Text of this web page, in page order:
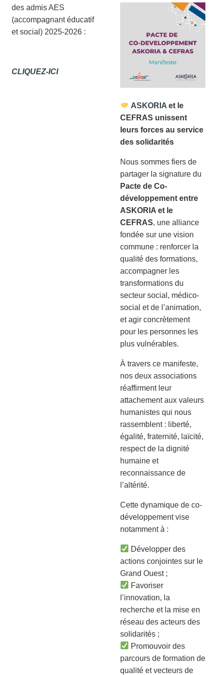
des admis AES
(accompagnant éducatif
et social) 2025-2026 :
CLIQUEZ-ICI
ASKORIA et le
CEFRAS unissent
leurs forces au service
des solidarités
Nous sommes fiers de
partager la signature du
Pacte de Co-
développement entre
ASKORIA et le
CEFRAS, une alliance
fondée sur une vision
commune : renforcer la
qualité des formations,
accompagner les
transformations du
secteur social, médico-
social et de l’animation,
et agir concrètement
pour les personnes les
plus vulnérables.
À travers ce manifeste,
nos deux associations
réaffirment leur
attachement aux valeurs
humanistes qui nous
rassemblent : liberté,
égalité, fraternité, laïcité,
respect de la dignité
humaine et
reconnaissance de
l’altérité.
Cette dynamique de co-
développement vise
notamment à :
Développer des
actions conjointes sur le
Grand Ouest ;
Favoriser
l’innovation, la
recherche et la mise en
réseau des acteurs des
solidarités ;
Promouvoir des
parcours de formation de
qualité et vecteurs de